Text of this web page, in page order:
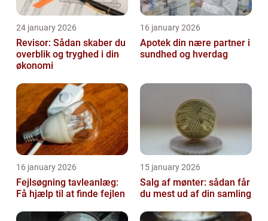
24 january 2026
Revisor: Sådan skaber du
overblik og tryghed i din
økonomi
16 january 2026
Apotek din nære partner i
sundhed og hverdag
16 january 2026
Fejlsøgning tavleanlæg:
Få hjælp til at finde fejlen
15 january 2026
Salg af mønter: sådan får
du mest ud af din samling